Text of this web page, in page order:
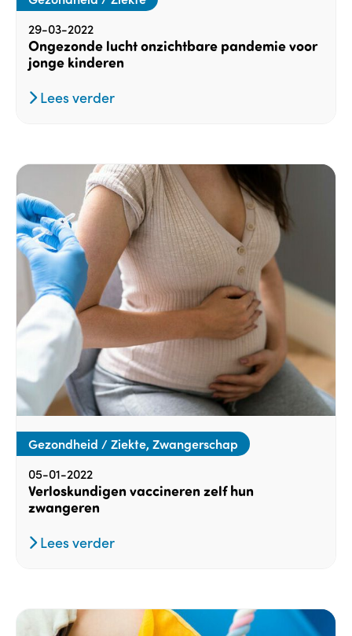
29-03-2022
Ongezonde lucht onzichtbare pandemie voor
jonge kinderen
Lees verder
Gezondheid / Ziekte, Zwangerschap
05-01-2022
Verloskundigen vaccineren zelf hun
zwangeren
Lees verder